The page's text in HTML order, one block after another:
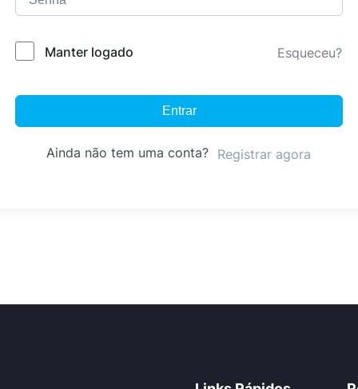
Manter logado Esqueceu?
Entrar
Ainda não tem uma conta? Registrar agora